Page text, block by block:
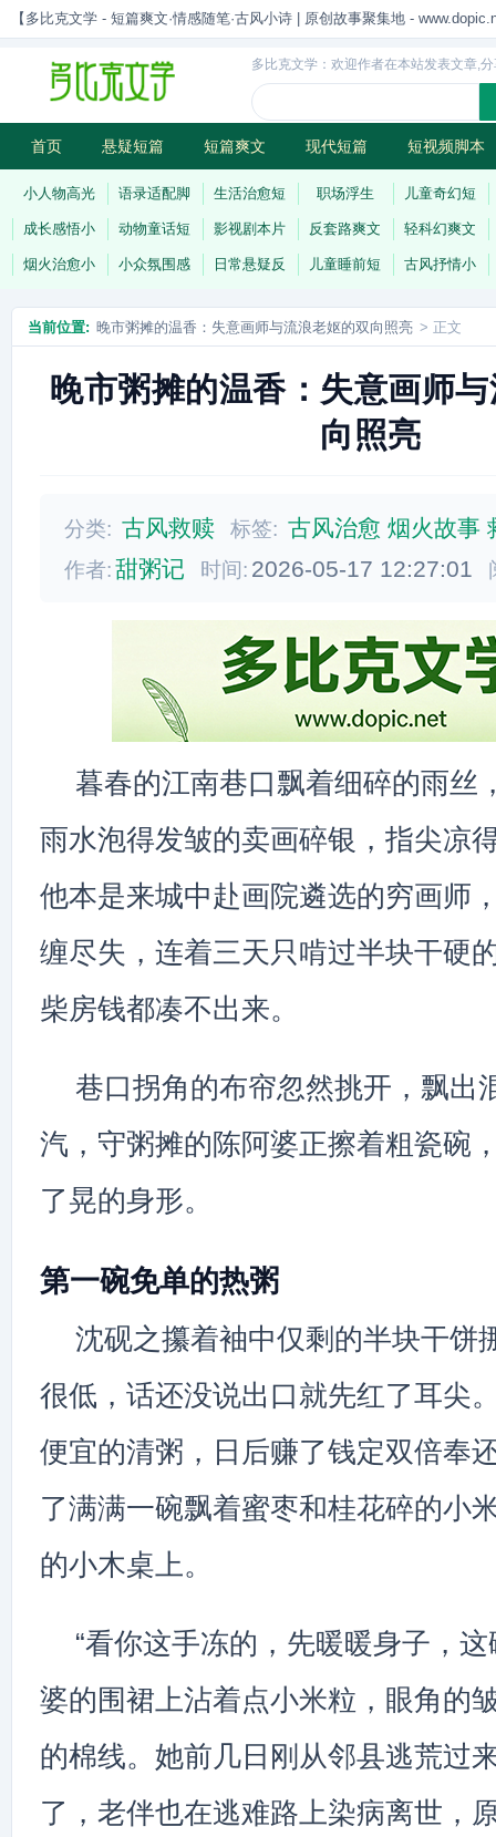
【多比克文学 - 短篇爽文·情感随笔·古风小诗 | 原创故事聚集地 -
多比克文学：欢迎作者在本站发表文章,
首页 悬疑短篇 短篇爽文 现代短篇 短视频脚本
古风小诗 科幻短篇 现代小诗 连载
小人物高光 语录适配脚 生活治愈短 职场浮生 儿童奇幻短
成长感悟小 动物童话短 影视剧本片 反套路爽文 轻科幻爽文
烟火治愈小 小众氛围感 日常悬疑反 儿童睡前短 古风抒情小
当前位置: 晚市粥摊的温香：失意画师与流浪老妪的双向照亮 > 正文
晚市粥摊的温香：失意画师
向照亮
分类: 古风救赎 标签: 古风治愈 烟火故事
作者:甜粥记 时间: 2026-05-17 12:27:01
暮春的江南巷口飘着细碎的雨丝
雨水泡得发皱的卖画碎银，指尖凉
他本是来城中赴画院遴选的穷画师
缠尽失，连着三天只啃过半块干硬
柴房钱都凑不出来。
巷口拐角的布帘忽然挑开，飘出
汽，守粥摊的陈阿婆正擦着粗瓷碗
了晃的身形。
第一碗免单的热粥
沈砚之攥着袖中仅剩的半块干饼
很低，话还没说出口就先红了耳尖
便宜的清粥，日后赚了钱定双倍奉
了满满一碗飘着蜜枣和桂花碎的小
的小木桌上。
“看你这手冻的，先暖暖身子，
婆的围裙上沾着点小米粒，眼角的
的棉线。她前几日刚从邻县逃荒过
了，老伴也在逃难路上染病离世，